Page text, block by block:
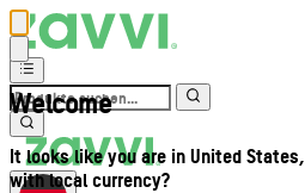
Welcome
It looks like you are in United
with local currency?